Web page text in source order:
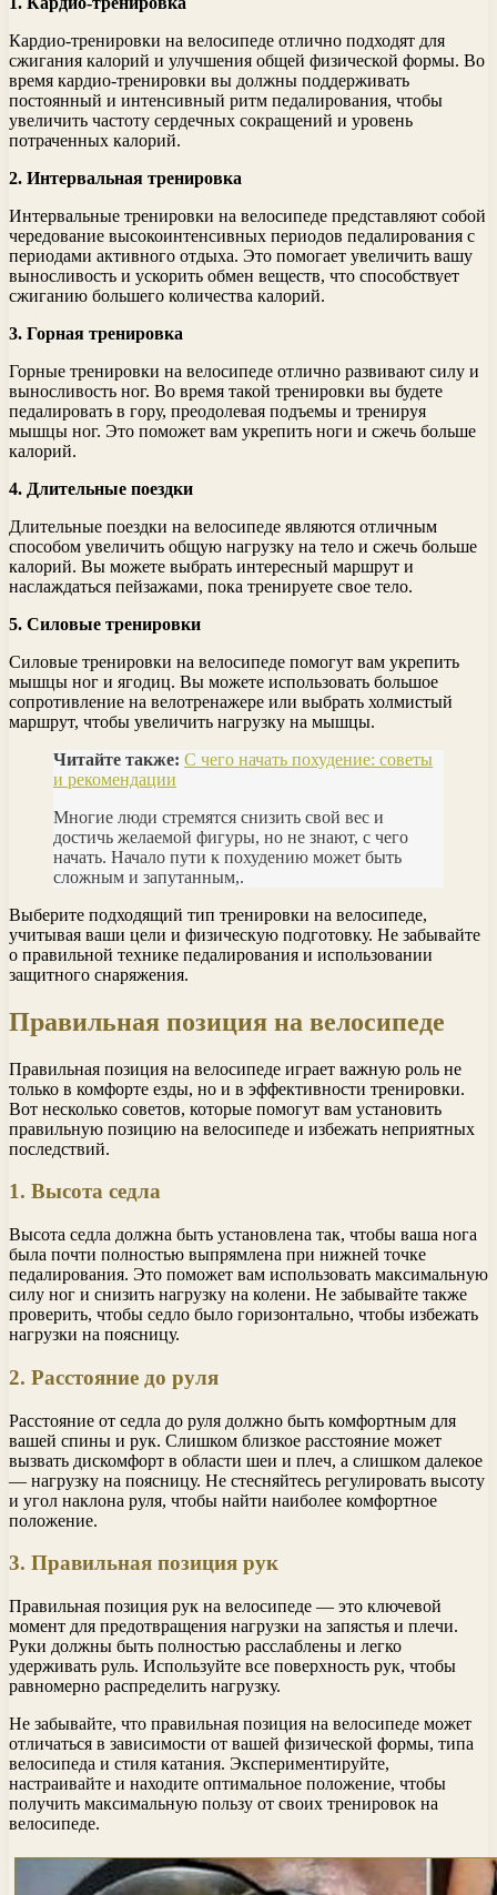
Кардио-тренировки на велосипеде отлично подходят для
сжигания калорий и улучшения общей физической формы. Во
время кардио-тренировки вы должны поддерживать
постоянный и интенсивный ритм педалирования, чтобы
увеличить частоту сердечных сокращений и уровень
потраченных калорий.
2. Интервальная тренировка
Интервальные тренировки на велосипеде представляют собой
чередование высокоинтенсивных периодов педалирования с
периодами активного отдыха. Это помогает увеличить вашу
выносливость и ускорить обмен веществ, что способствует
сжиганию большего количества калорий.
3. Горная тренировка
Горные тренировки на велосипеде отлично развивают силу и
выносливость ног. Во время такой тренировки вы будете
педалировать в гору, преодолевая подъемы и тренируя
мышцы ног. Это поможет вам укрепить ноги и сжечь больше
калорий.
4. Длительные поездки
Длительные поездки на велосипеде являются отличным
способом увеличить общую нагрузку на тело и сжечь больше
калорий. Вы можете выбрать интересный маршрут и
наслаждаться пейзажами, пока тренируете свое тело.
5. Силовые тренировки
Силовые тренировки на велосипеде помогут вам укрепить
мышцы ног и ягодиц. Вы можете использовать большое
сопротивление на велотренажере или выбрать холмистый
маршрут, чтобы увеличить нагрузку на мышцы.
Читайте также: С чего начать похудение: советы
и рекомендации
Многие люди стремятся снизить свой вес и
достичь желаемой фигуры, но не знают, с чего
начать. Начало пути к похудению может быть
сложным и запутанным,.
Выберите подходящий тип тренировки на велосипеде,
учитывая ваши цели и физическую подготовку. Не забывайте
о правильной технике педалирования и использовании
защитного снаряжения.
Правильная позиция на велосипеде
Правильная позиция на велосипеде играет важную роль не
только в комфорте езды, но и в эффективности тренировки.
Вот несколько советов, которые помогут вам установить
правильную позицию на велосипеде и избежать неприятных
последствий.
1. Высота седла
Высота седла должна быть установлена так, чтобы ваша нога
была почти полностью выпрямлена при нижней точке
педалирования. Это поможет вам использовать максимальную
силу ног и снизить нагрузку на колени. Не забывайте также
проверить, чтобы седло было горизонтально, чтобы избежать
нагрузки на поясницу.
2. Расстояние до руля
Расстояние от седла до руля должно быть комфортным для
вашей спины и рук. Слишком близкое расстояние может
вызвать дискомфорт в области шеи и плеч, а слишком далекое
— нагрузку на поясницу. Не стесняйтесь регулировать высоту
и угол наклона руля, чтобы найти наиболее комфортное
положение.
3. Правильная позиция рук
Правильная позиция рук на велосипеде — это ключевой
момент для предотвращения нагрузки на запястья и плечи.
Руки должны быть полностью расслаблены и легко
удерживать руль. Используйте все поверхность рук, чтобы
равномерно распределить нагрузку.
Не забывайте, что правильная позиция на велосипеде может
отличаться в зависимости от вашей физической формы, типа
велосипеда и стиля катания. Экспериментируйте,
настраивайте и находите оптимальное положение, чтобы
получить максимальную пользу от своих тренировок на
велосипеде.